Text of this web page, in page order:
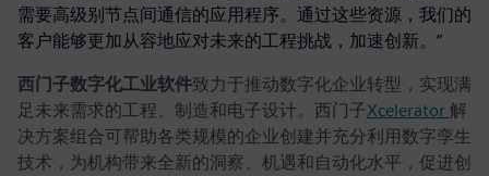
需要高级别节点间通信的应用程序。通过这些资源，我们的
客户能够更加从容地应对未来的工程挑战，加速创新。”
西门子数字化工业软件致力于推动数字化企业转型，实现满
足未来需求的工程、制造和电子设计。西门子Xcelerator 解
决方案组合可帮助各类规模的企业创建并充分利用数字孪生
技术，为机构带来全新的洞察、机遇和自动化水平，促进创